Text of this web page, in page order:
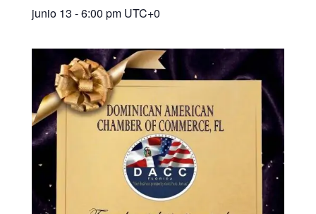
junio 13 - 6:00 pm UTC+0